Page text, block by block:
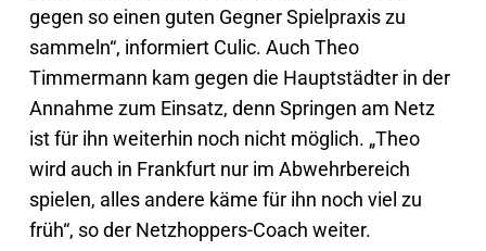
gegen so einen guten Gegner Spielpraxis zu
sammeln“, informiert Culic. Auch Theo
Timmermann kam gegen die Hauptstädter in der
Annahme zum Einsatz, denn Springen am Netz
ist für ihn weiterhin noch nicht möglich. „Theo
wird auch in Frankfurt nur im Abwehrbereich
spielen, alles andere käme für ihn noch viel zu
früh“, so der Netzhoppers-Coach weiter.